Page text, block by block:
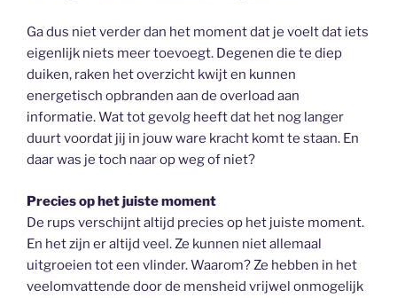
Ga dus niet verder dan het moment dat je voelt dat iets
eigenlijk niets meer toevoegt. Degenen die te diep
duiken, raken het overzicht kwijt en kunnen
energetisch opbranden aan de overload aan
informatie. Wat tot gevolg heeft dat het nog langer
duurt voordat jij in jouw ware kracht komt te staan. En
daar was je toch naar op weg of niet?
Precies op het juiste moment
De rups verschijnt altijd precies op het juiste moment.
En het zijn er altijd veel. Ze kunnen niet allemaal
uitgroeien tot een vlinder. Waarom? Ze hebben in het
veelomvattende door de mensheid vrijwel onmogelijk